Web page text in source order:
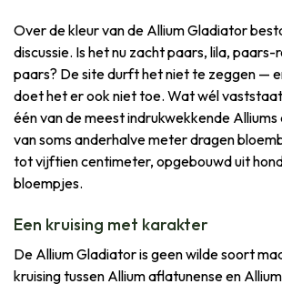
Over de kleur van de Allium Gladiator
discussie. Is het nu zacht paars, lila,
paars? De site durft het niet te zeggen —
doet het er ook niet toe. Wat wél
één van de meest indrukwekkende Alliums
van soms anderhalve meter dragen
tot vijftien centimeter, opgebouwd uit
bloempjes.
Een kruising met karakter
De Allium Gladiator is geen wilde soort
kruising tussen Allium aflatunense en